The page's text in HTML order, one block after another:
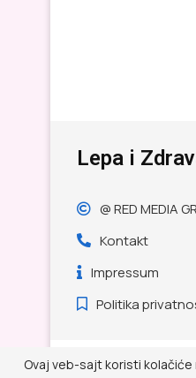
Lepa i
@ RED MEDIA
Kontakt
Impressum
Politika
Ovaj veb-sajt koristi